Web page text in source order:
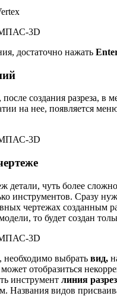
достаточно нажать
создания разреза, в
на нее, появляется
чуть более
инструментов. Сразу
чертежах созданным
то будет создан
необходимо выбрать вид,
отобразиться
инструмент линия
Названия видов